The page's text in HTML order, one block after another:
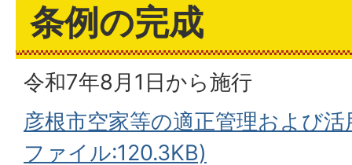
条例の完成
令和7年8月1日から施行
彦根市空家等の適正管理および
ファイル:120.3KB)